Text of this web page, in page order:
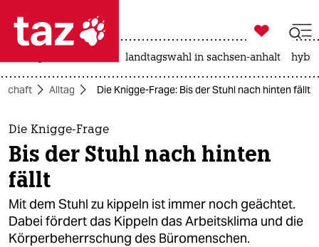
 taz zahl ich
taz zahl ich
themen
politik
öko
gesellschaft

taz zahl ich
landtagswahl in sachsen-anhalt
Alltag Die Knigge-Frage: Bis der Stuhl nach hinten fällt
Die Knigge-Frage
Bis der Stuhl nach hinten
fällt
Mit dem Stuhl zu kippeln ist immer noch geächtet.
Dabei fördert das Kippeln das Arbeitsklima und die
Körperbeherrschung des Büromenschen.